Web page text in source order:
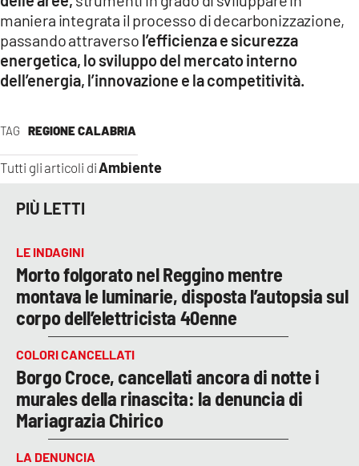
TAG REGIONE CALABRIA
Tutti gli articoli diAmbiente
maniera integrata il processo di decarbonizzazione,
passando attraverso l’efficienza e sicurezza
energetica, lo sviluppo del mercato interno
dell’energia, l’innovazione e la competitività.
PIÙ LETTI
LE INDAGINI
Morto folgorato nel Reggino mentre
montava le luminarie, disposta l’autopsia sul
corpo dell’elettricista 40enne
COLORI CANCELLATI
Borgo Croce, cancellati ancora di notte i
murales della rinascita: la denuncia di
Mariagrazia Chirico
LA DENUNCIA